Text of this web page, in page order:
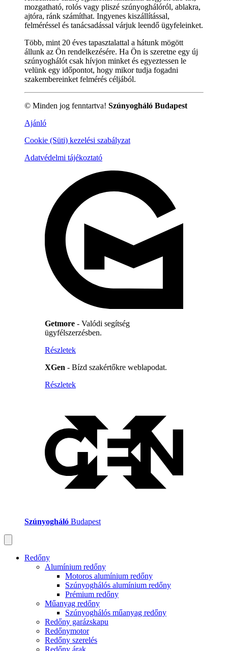
mozgatható, rolós vagy pliszé szúnyoghálóról, ablakra,
ajtóra, ránk számíthat. Ingyenes kiszállítással,
felméréssel és tanácsadással várjuk leendő ügyfeleinket.
Több, mint 20 éves tapasztalattal a hátunk mögött
állunk az Ön rendelkezésére. Ha Ön is szeretne egy új
szúnyoghálót csak hívjon minket és egyeztessen le
velünk egy időpontot, hogy mikor tudja fogadni
szakembereinket felmérés céljából.
© Minden jog fenntartva! Szúnyogháló Budapest
Ajánló
Cookie (Süti) kezelési szabályzat
Adatvédelmi tájékoztató
Getmore - Valódi segítség
ügyfélszerzésben.
Részletek
XGen - Bízd szakértőkre weblapodat.
Részletek
Szúnyogháló Budapest
Redőny
Alumínium redőny
Motoros alumínium redőny
Szúnyoghálós alumínium redőny
Prémium redőny
Műanyag redőny
Szúnyoghálós műanyag redőny
Redőny garázskapu
Redőnymotor
Redőny szerelés
Redőny árak